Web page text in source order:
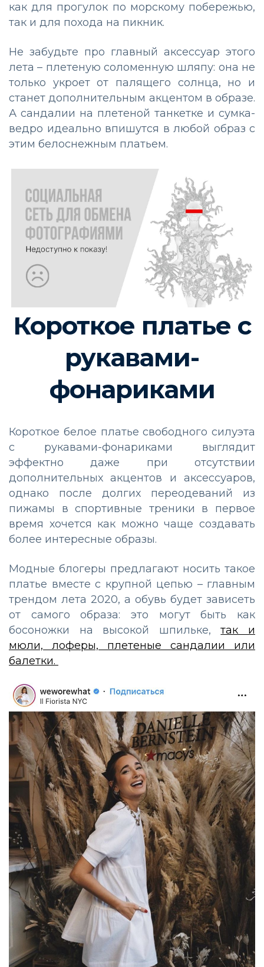
как для прогулок по морскому побережью,
так и для похода на пикник.
Не забудьте про главный аксессуар этого
лета – плетеную соломенную шляпу: она не
только укроет от палящего солнца, но и
станет дополнительным акцентом в образе.
А сандалии на плетеной танкетке и сумка-
ведро идеально впишутся в любой образ с
этим белоснежным платьем.
Короткое платье с
рукавами-
фонариками
Короткое белое платье свободного силуэта
с рукавами-фонариками выглядит
эффектно даже при отсутствии
дополнительных акцентов и аксессуаров,
однако после долгих переодеваний из
пижамы в спортивные треники в первое
время хочется как можно чаще создавать
более интересные образы.
Модные блогеры предлагают носить такое
платье вместе с крупной цепью – главным
трендом лета 2020, а обувь будет зависеть
от самого образа: это могут быть как
босоножки на высокой шпильке,так и
мюли, лоферы, плетеные сандалии или
балетки.